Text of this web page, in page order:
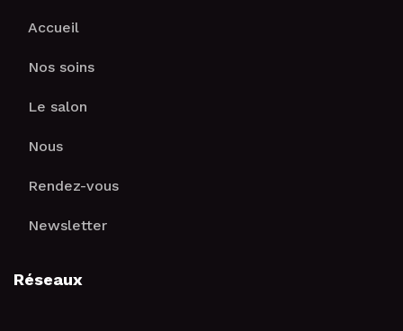
Accueil
Nos soins
Le salon
Nous
Rendez-vous
Newsletter
Réseaux